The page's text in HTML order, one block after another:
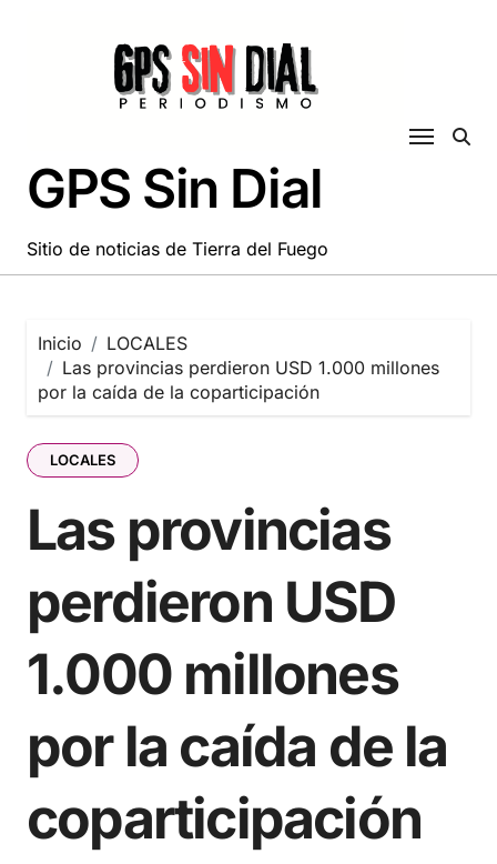
GPS Sin Dial
Sitio de noticias de Tierra del Fuego
Inicio
LOCALES
Las provincias perdieron USD 1.000 millones
por la caída de la coparticipación
LOCALES
Las provincias
perdieron USD
1.000 millones
por la caída de la
coparticipación